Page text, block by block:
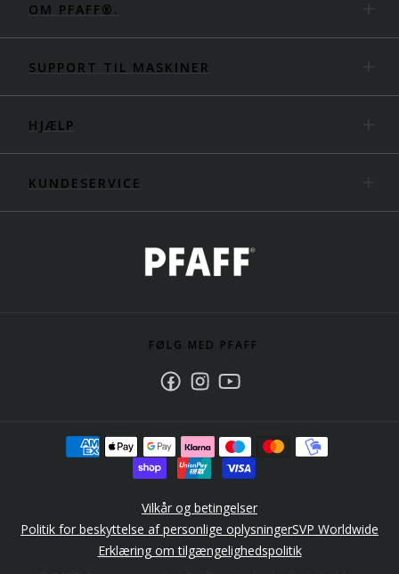
OM PFAFF®.
SUPPORT TIL MASKINER
HJÆLP
KUNDESERVICE
FØLG MED PFAFF
Vilkår og betingelser
Politik for beskyttelse af personlige oplysningerSVP Worldwide
Erklæring om tilgængelighedspolitik